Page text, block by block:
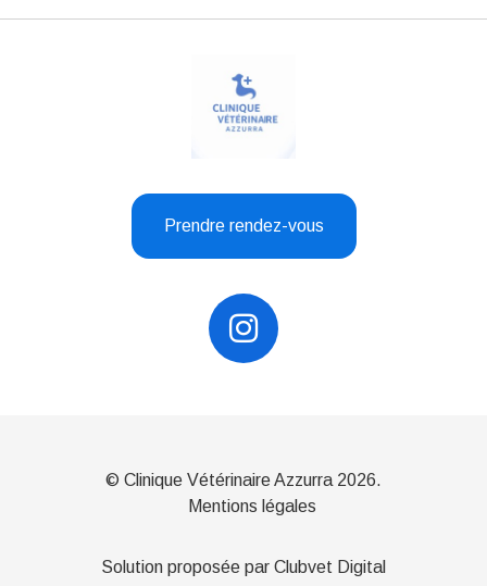
Prendre rendez-vous
© Clinique Vétérinaire Azzurra 2026.
Mentions légales
Solution proposée par Clubvet Digital